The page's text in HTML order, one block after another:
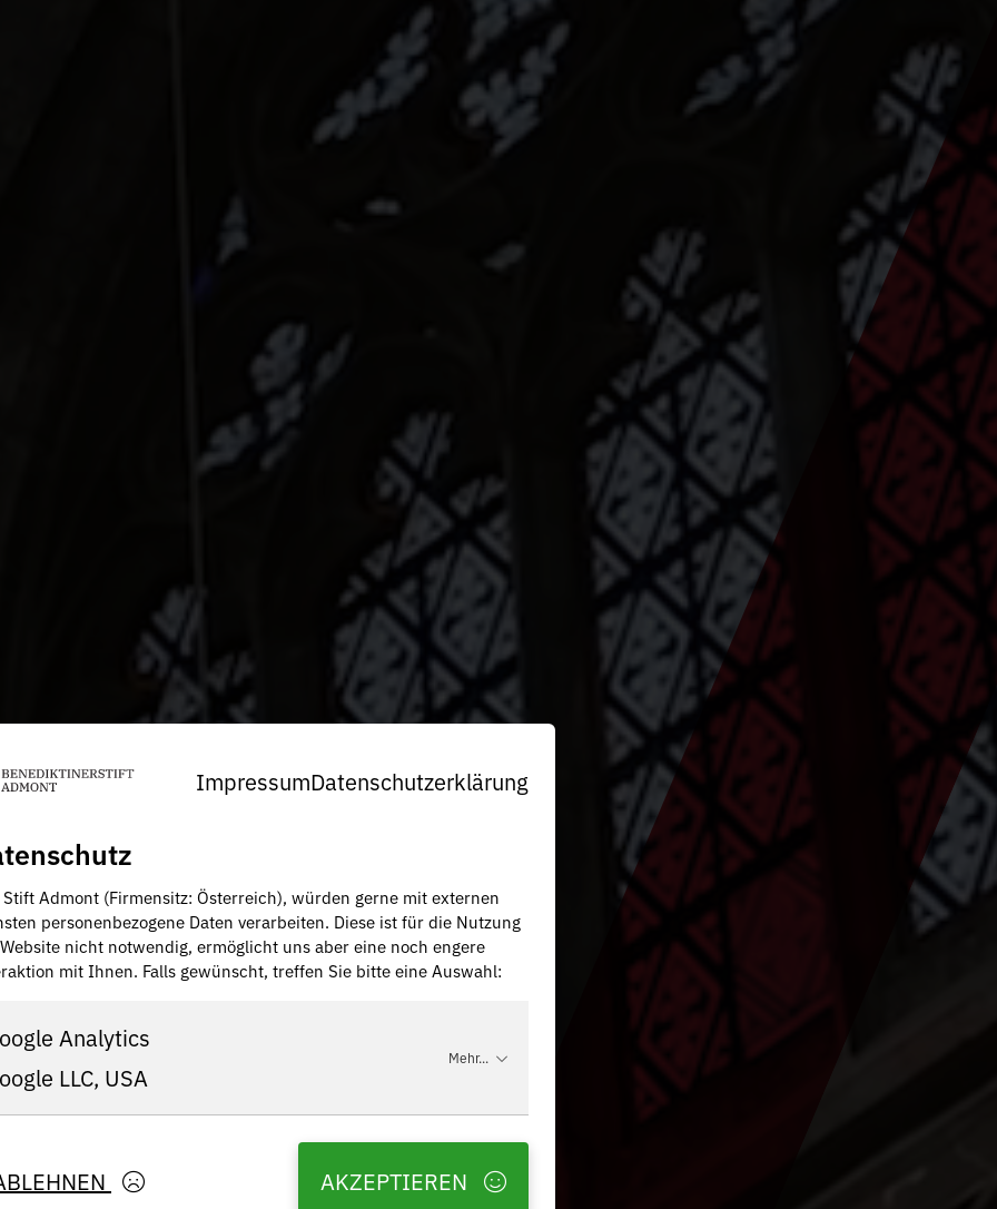
ImpressumDatenschutzerklärung
Stift Admont (Firmensitz: Österreich), würden gerne mit externen
personenbezogene Daten verarbeiten. Diese ist für die Nutzung
nicht notwendig, ermöglicht uns aber eine noch engere
mit Ihnen. Falls gewünscht, treffen Sie bitte eine Auswahl:
Analytics
LLC, USA
Mehr...
AKZEPTIEREN